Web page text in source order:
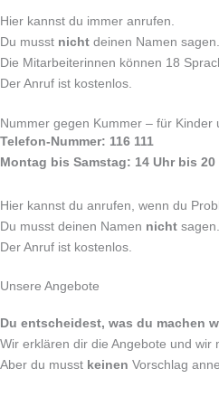
Hier kannst du immer anrufen.
Du musst nicht deinen Namen sagen.
Die Mitarbeiterinnen können 18
Der Anruf ist kostenlos.
Nummer gegen Kummer – für Kinder
Telefon-Nummer: 116 111
Montag bis Samstag: 14 Uhr bis 20
Hier kannst du anrufen, wenn du
Du musst deinen Namen nicht sagen.
Der Anruf ist kostenlos.
Unsere Angebote
Du entscheidest, was du machen
Wir erklären dir die Angebote und wir
Aber du musst keinen Vorschlag